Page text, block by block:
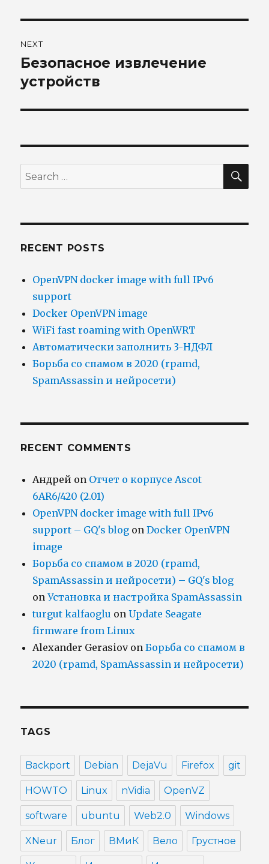
NEXT
Next
post:
Безопасное извлечение
устройств
Search
for:
RECENT POSTS
OpenVPN docker image with full IPv6
support
Docker OpenVPN image
WiFi fast roaming with OpenWRT
Автоматически заполнить 3-НДФЛ
Борьба со спамом в 2020 (rpamd,
SpamAssassin и нейросети)
RECENT COMMENTS
Андрей on Отчет о корпусе Ascot
6AR6/420 (2.01)
OpenVPN docker image with full IPv6
support – GQ's blog onDocker OpenVPN
image
Борьба со спамом в 2020 (rpamd,
SpamAssassin и нейросети) – GQ's blog
onУстановка и настройка SpamAssassin
turgut kalfaoglu onUpdate Seagate
firmware from Linux
Alexander GerasiovonБорьба со спамом в
2020 (rpamd, SpamAssassin и нейросети)
TAGS
Backport Debian DejaVu Firefox git
HOWTO Linux nVidia OpenVZ
software ubuntu Web2.0 Windows
XNeur Блог ВМиК Вело Грустное